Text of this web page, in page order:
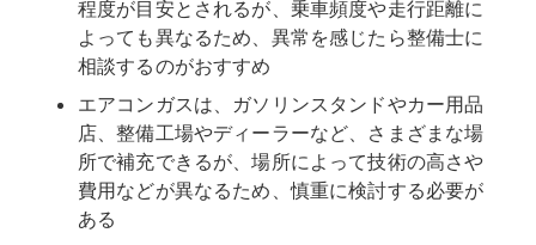
程度が目安とされるが、乗車頻度や走行距離に
よっても異なるため、異常を感じたら整備士に
相談するのがおすすめ
エアコンガスは、ガソリンスタンドやカー用品
店、整備工場やディーラーなど、さまざまな場
所で補充できるが、場所によって技術の高さや
費用などが異なるため、慎重に検討する必要が
ある